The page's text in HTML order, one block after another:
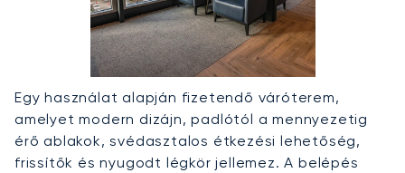
Egy használat alapján fizetendő váróterem,
amelyet modern dizájn, padlótól a mennyezetig
érő ablakok, svédasztalos étkezési lehetőség,
frissítők és nyugodt légkör jellemez. A belépés